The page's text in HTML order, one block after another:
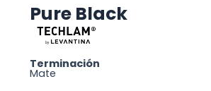
Pure Black
Terminación
Mate